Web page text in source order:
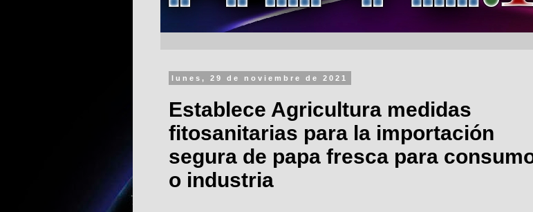
lunes, 29 de noviembre de 2021
Establece Agricultura medidas
fitosanitarias para la importación
segura de papa fresca para
o industria